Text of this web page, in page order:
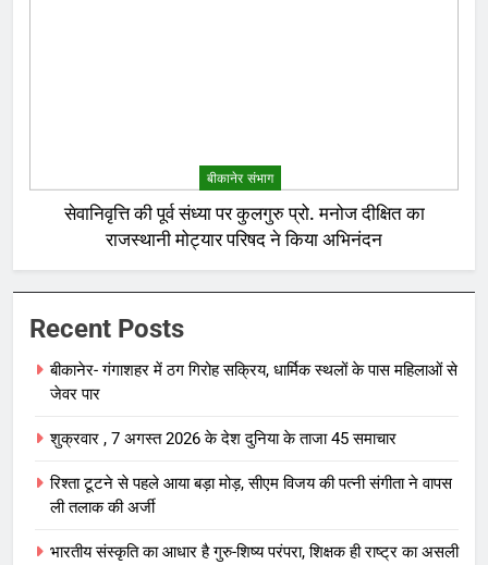
बीकानेर संभाग
सेवानिवृत्ति की पूर्व संध्या पर कुलगुरु प्रो. मनोज दीक्षित का
राजस्थानी मोट्यार परिषद ने किया अभिनंदन
Recent Posts
बीकानेर- गंगाशहर में ठग गिरोह सक्रिय, धार्मिक स्थलों के पास महिलाओं से
जेवर पार
शुक्रवार , 7 अगस्त 2026 के देश दुनिया के ताजा 45 समाचार
रिश्ता टूटने से पहले आया बड़ा मोड़, सीएम विजय की पत्नी संगीता ने वापस
ली तलाक की अर्जी
भारतीय संस्कृति का आधार है गुरु-शिष्य परंपरा, शिक्षक ही राष्ट्र का असली